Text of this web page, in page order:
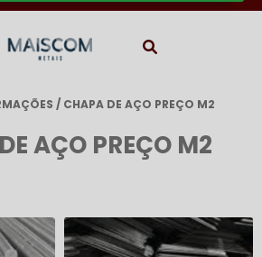
/ CHAPA DE AÇO PREÇO M2
AÇO PREÇO M2